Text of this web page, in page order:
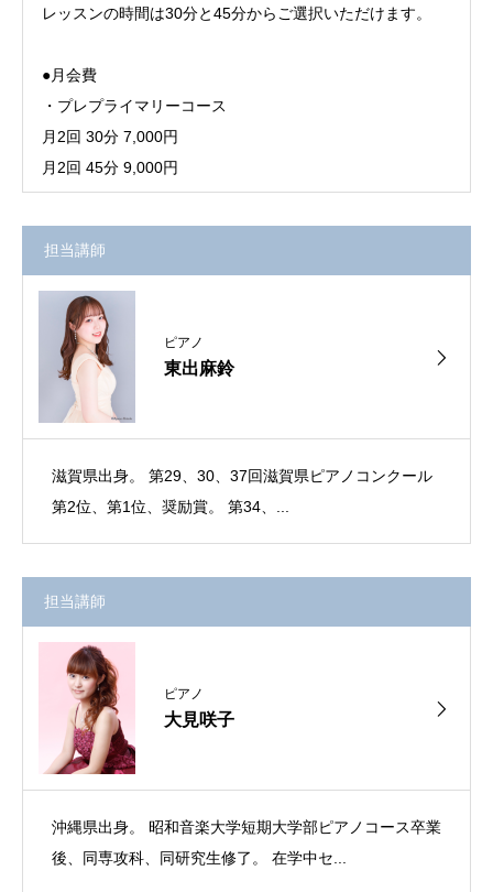
レッスンの時間は30分と45分からご選択いただけます。
●月会費
・プレプライマリーコース
月2回 30分 7,000円
月2回 45分 9,000円
担当講師
ピアノ
東出麻鈴
滋賀県出身。 第29、30、37回滋賀県ピアノコンクール
第2位、第1位、奨励賞。 第34、...
担当講師
ピアノ
大見咲子
沖縄県出身。 昭和音楽大学短期大学部ピアノコース卒業
後、同専攻科、同研究生修了。 在学中セ...